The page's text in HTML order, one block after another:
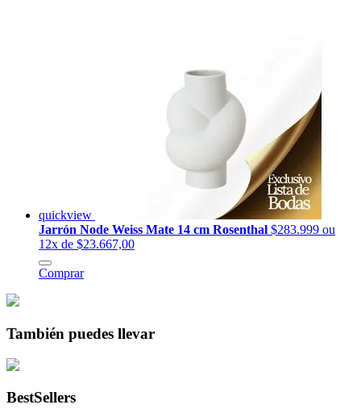
quickview
Jarrón Node Weiss Mate 14 cm Rosenthal $283.999 ou
12x de $23.667,00
Comprar
También puedes llevar
BestSellers